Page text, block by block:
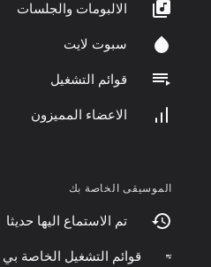
الالبومات والجلسات
سبوت لايت
قوائم التشغيل
الاعضاء المميزون
الموسيقى الخاصة بك
تم الاستماع اليها حديثا
قوائم التشغيل الخاصة بي